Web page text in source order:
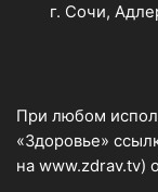
г. Сочи,
При любом
«Здоровье»
на www.zdrav.tv)